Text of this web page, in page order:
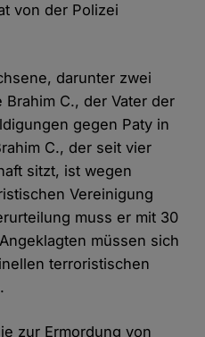
von der Polizei
darunter zwei
C., der Vater der
gegen Paty in
C., der seit vier
sitzt, ist wegen
Vereinigung
muss er mit 30
müssen sich
terroristischen
zur Ermordung von